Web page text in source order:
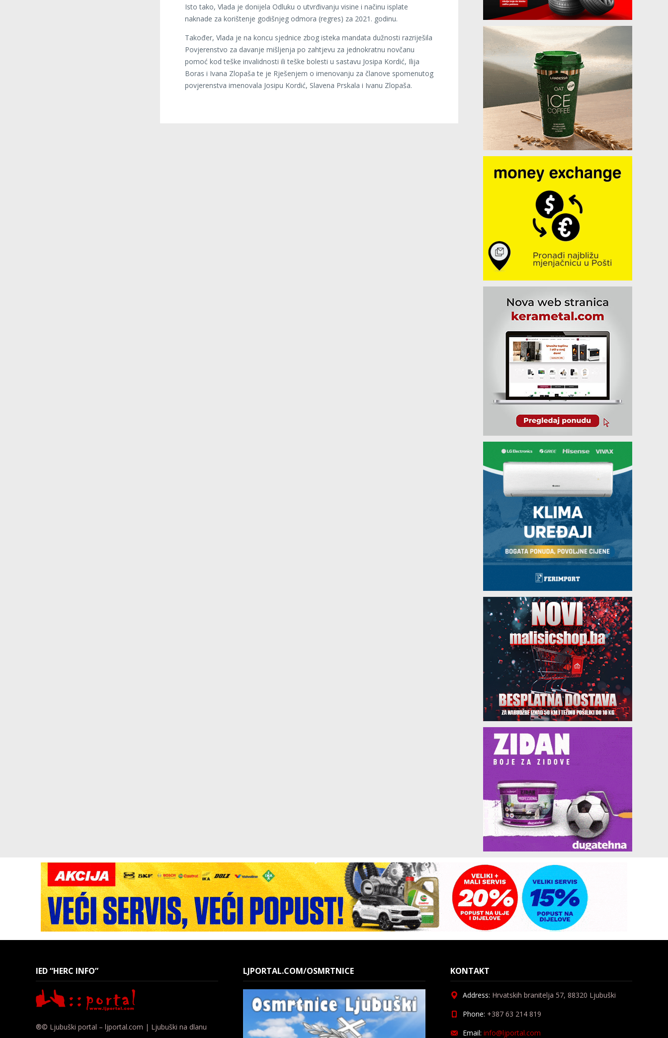
Isto tako, Vlada je donijela Odluku o utvrđivanju visine i načinu isplate
naknade za korištenje godišnjeg odmora (regres) za 2021. godinu.
Također, Vlada je na koncu sjednice zbog isteka mandata dužnosti razriješila
Povjerenstvo za davanje mišljenja po zahtjevu za jednokratnu novčanu
pomoć kod teške invalidnosti ili teške bolesti u sastavu Josipa Kordić, Ilija
Boras i Ivana Zlopaša te je Rješenjem o imenovanju za članove spomenutog
povjerenstva imenovala Josipu Kordić, Slavena Prskala i Ivanu Zlopaša.
IED “HERC INFO”
®© Ljubuški portal – ljportal.com | Ljubuški na dlanu
LJPORTAL.COM/OSMRTNICE KONTAKT
Address: Hrvatskih branitelja 57, 88320 Ljubuški
Phone: +387 63 214 819
Email: info@ljportal.com